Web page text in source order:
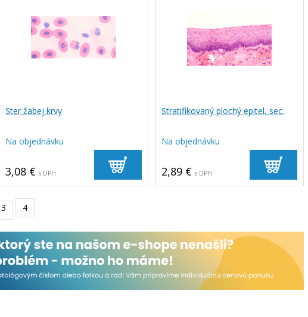
Ster žabej krvy
Na objednávku
3,08 € s DPH
Stratifikovaný plochý epitel, sec.
Na objednávku
2,89 € s DPH
3 4